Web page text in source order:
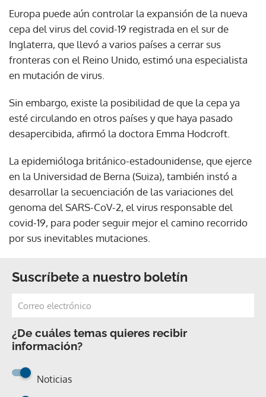
Europa puede aún controlar la expansión de la nueva
cepa del virus del covid-19 registrada en el sur de
Inglaterra, que llevó a varios países a cerrar sus
fronteras con el Reino Unido, estimó una especialista
en mutación de virus.
Sin embargo, existe la posibilidad de que la cepa ya
esté circulando en otros países y que haya pasado
desapercibida, afirmó la doctora Emma Hodcroft.
La epidemióloga británico-estadounidense, que ejerce
en la Universidad de Berna (Suiza), también instó a
desarrollar la secuenciación de las variaciones del
genoma del SARS-CoV-2, el virus responsable del
covid-19, para poder seguir mejor el camino recorrido
por sus inevitables mutaciones.
Suscríbete a nuestro boletín
¿De cuáles temas quieres recibir
información?
Noticias